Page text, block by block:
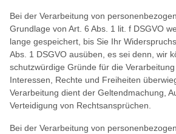
Bei der Verarbeitung von
Grundlage von Art. 6 Abs. 1 lit. f DSGVO
lange gespeichert, bis Sie Ihr
Abs. 1 DSGVO ausüben, es sei denn, wir
schutzwürdige Gründe für die
Interessen, Rechte und Freiheiten
Verarbeitung dient der Geltendmachung,
Verteidigung von Rechtsansprüchen.
Bei der Verarbeitung von